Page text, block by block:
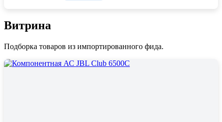
Витрина
Подборка товаров из импортированного фида.